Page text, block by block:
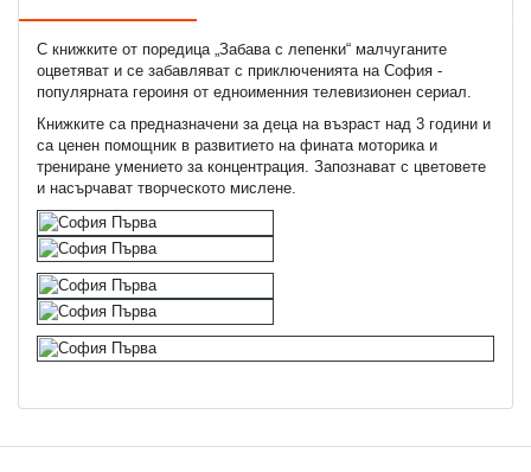
С книжките от поредица „Забава с лепенки“ малчуганите
оцветяват и се забавляват с приключенията на София -
популярната героиня от едноименния телевизионен сериал.
Книжките са предназначени за деца на възраст над 3 години и
са ценен помощник в развитието на фината моторика и
трениране умението за концентрация. Запознават с цветовете
и насърчават творческото мислене.